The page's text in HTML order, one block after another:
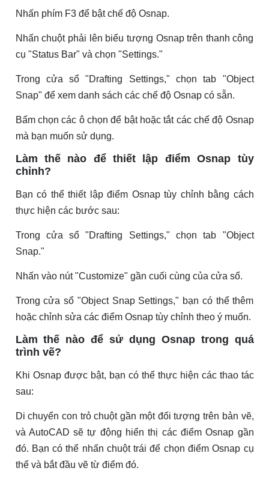
Nhấn phím F3 để bật chế độ Osnap.
Nhấn chuột phải lên biểu tượng Osnap trên thanh công
cụ "Status Bar" và chọn "Settings."
Trong cửa sổ "Drafting Settings," chọn tab "Object
Snap" để xem danh sách các chế độ Osnap có sẵn.
Bấm chọn các ô chọn để bật hoặc tắt các chế độ Osnap
mà bạn muốn sử dụng.
Làm thế nào để thiết lập điểm Osnap tùy
chỉnh?
Bạn có thể thiết lập điểm Osnap tùy chỉnh bằng cách
thực hiện các bước sau:
Trong cửa sổ "Drafting Settings," chọn tab "Object
Snap."
Nhấn vào nút "Customize" gần cuối cùng của cửa sổ.
Trong cửa sổ "Object Snap Settings," bạn có thể thêm
hoặc chỉnh sửa các điểm Osnap tùy chỉnh theo ý muốn.
Làm thế nào để sử dụng Osnap trong quá
trình vẽ?
Khi Osnap được bật, bạn có thể thực hiện các thao tác
sau:
Di chuyển con trỏ chuột gần một đối tượng trên bản vẽ,
và AutoCAD sẽ tự động hiển thị các điểm Osnap gần
đó. Bạn có thể nhấn chuột trái để chọn điểm Osnap cụ
thể và bắt đầu vẽ từ điểm đó.